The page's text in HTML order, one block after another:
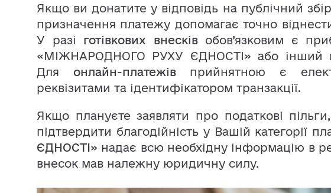
Якщо ви донатите у відповідь на публічний
призначення платежу допомагає точно
У разі готівкових внесківобов’язковим є
«МІЖНАРОДНОГО РУХУ ЄДНОСТІ» або інший
Для онлайн-платежівприйнятною є
реквізитами та ідентифікатором транзакції.
Якщо плануєте заявляти про податкові
підтвердити благодійність у Вашій категорії
ЄДНОСТІ» надає всю необхідну інформацію в
внесок мав належну юридичну силу.